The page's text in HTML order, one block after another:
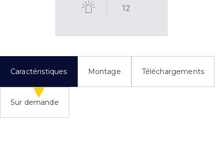
12
Caractéristiques Montage Téléchargements
Sur demande